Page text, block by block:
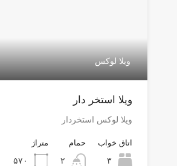
ویلا لوکس
ویلا استخر دار
ویلا لوکس استخردار
اتاق خواب
۳
حمام
۲
متراژ
۵۷۰